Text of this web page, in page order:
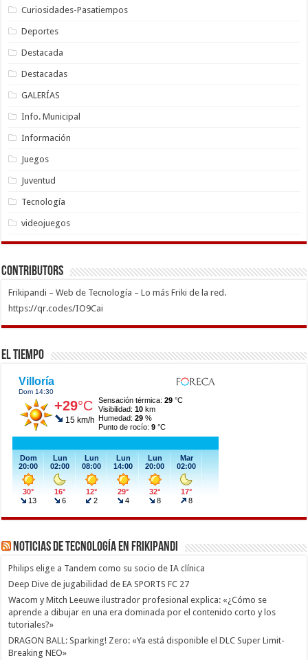
Curiosidades-Pasatiempos
Deportes
Destacada
Destacadas
GALERÍAS
Info. Municipal
Información
Juegos
Juventud
Tecnología
videojuegos
Contributors
Frikipandi – Web de Tecnología – Lo más Friki de la red.
https://qr.codes/IO9Cai
El Tiempo
Noticias de Tecnología en Frikipandi
Philips elige a Tandem como su socio de IA clínica
Deep Dive de jugabilidad de EA SPORTS FC 27
Wacom y Mitch Leeuwe ilustrador profesional explica: «¿Cómo se
aprende a dibujar en una era dominada por el contenido corto y los
tutoriales?»
DRAGON BALL: Sparking! Zero: «Ya está disponible el DLC Super Limit-
Breaking NEO»